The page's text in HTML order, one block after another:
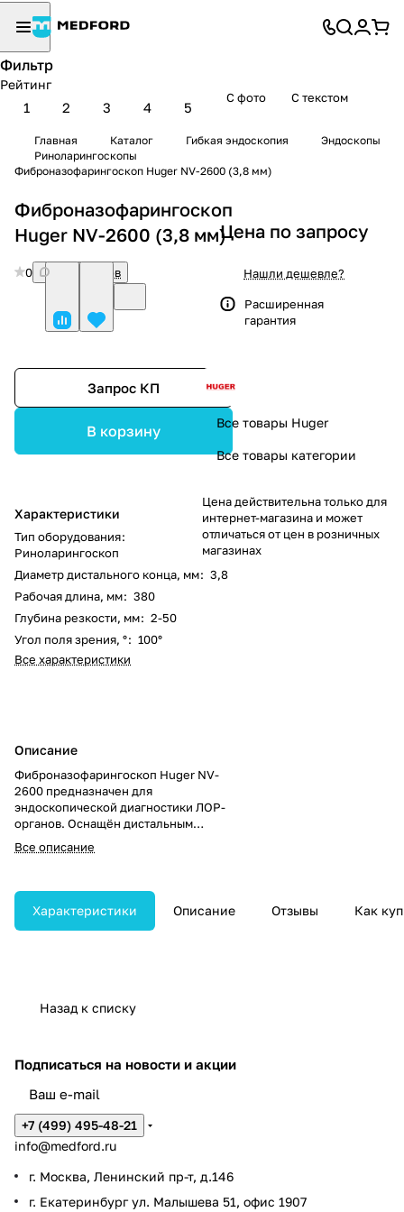
Фильтр
Рейтинг
1 2 3 4 5
С фото С текстом
Главная Каталог Гибкая эндоскопия
Эндоскопы
Риноларингоскопы
Фиброназофарингоскоп Huger NV-2600 (3,8 мм)
Фиброназофарингоскоп
Huger NV-2600 (3,8 мм)
0 Нет отзывов
Запрос КП
В корзину
Характеристики
Тип оборудования:
Риноларингоскоп
Диаметр дистального конца, мм: 3,8
Рабочая длина, мм: 380
Глубина резкости, мм: 2-50
Угол поля зрения, °: 100°
Все характеристики
Описание
Фиброназофарингоскоп Huger NV-
2600 предназначен для
эндоскопической диагностики ЛОР-
органов. Оснащён дистальным
концом диаметром 3,8 мм,
инструментальным каналом 4,0 мм,
резкости 2–50 мм и изгибом
дистальной части 130° вверх/вниз.
Все описание
Цена по запросу
Нашли дешевле?
Расширенная
гарантия
Все товары Huger
Все товары категории
Цена действительна только для
интернет-магазина и может
отличаться от цен в розничных
магазинах
Характеристики Описание Отзывы Как
Назад к списку
Подписаться на новости и акции
+7 (499) 495-48-21
info@medford.ru
г. Москва, Ленинский пр-т, д.146
г. Екатеринбург ул. Малышева 51, офис 1907